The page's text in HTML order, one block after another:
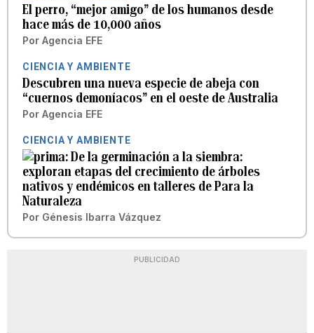
El perro, “mejor amigo” de los humanos desde
hace más de 10,000 años
Por Agencia EFE
CIENCIA Y AMBIENTE
Descubren una nueva especie de abeja con
“cuernos demoníacos” en el oeste de Australia
Por Agencia EFE
CIENCIA Y AMBIENTE
De la germinación a la siembra:
exploran etapas del crecimiento de árboles
nativos y endémicos en talleres de Para la
Naturaleza
Por Génesis Ibarra Vázquez
PUBLICIDAD